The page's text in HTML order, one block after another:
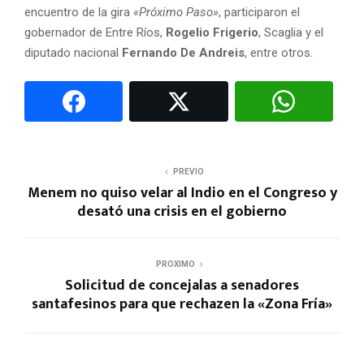
encuentro de la gira «Próximo Paso», participaron el
gobernador de Entre Ríos, Rogelio Frigerio, Scaglia y el
diputado nacional Fernando De Andreis, entre otros.
PREVIO
Menem no quiso velar al Indio en el Congreso y
desató una crisis en el gobierno
PROXIMO
Solicitud de concejalas a senadores
santafesinos para que rechazen la «Zona Fría»